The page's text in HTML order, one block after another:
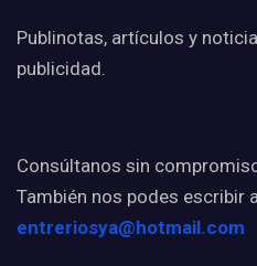
Publinotas, artículos y
publicidad.
Consúltanos sin
También nos podes escribir
entreriosya@hotmail.com